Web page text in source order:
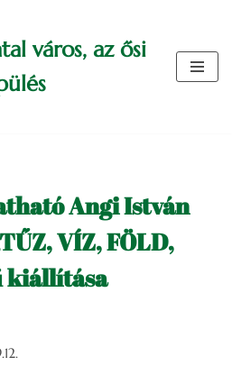
város, az ősi
Angi István
VÍZ, FÖLD,
kiállítása